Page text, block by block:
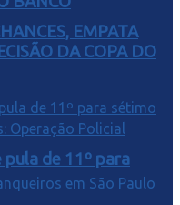
EMPATA
DA COPA DO
pula de 11º para